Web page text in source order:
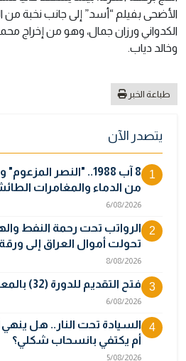
الأضحى بفيلم “أسد” إلى جانب نخبة من
الكدواني ورزان جمال، وهو من إخراج
وخالد دياب.
طباعة الخبر
يتصدر الآن
1
8 آب 1988.. "النصر
من الدماء والمغامرات
6/08/2026
2
الرواتب تحت رحمة النفط
تحولت أموال العراق إلى
8/08/2026
3 فتح التقديم للدورة (32) بالمعهد العالي للأمن
6/08/2026
4
السيادة تحت النار.. هل ينهي
أم يكتفي بانسحاب شكلي؟
5/08/2026